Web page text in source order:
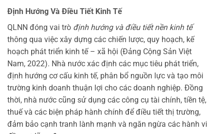
Định Hướng Và Điều Tiết Kinh Tế
QLNN đóng vai trò định hướng và điều tiết nền kinh tế
thông qua việc xây dựng các chiến lược, quy hoạch, kế
hoạch phát triển kinh tế – xã hội (Đảng Cộng Sản Việt
Nam, 2022). Nhà nước xác định các mục tiêu phát triển,
định hướng cơ cấu kinh tế, phân bổ nguồn lực và tạo môi
trường kinh doanh thuận lợi cho các doanh nghiệp. Đồng
thời, nhà nước cũng sử dụng các công cụ tài chính, tiền tệ,
thuế và các biện pháp hành chính để điều tiết thị trường,
đảm bảo cạnh tranh lành mạnh và ngăn ngừa các hành vi